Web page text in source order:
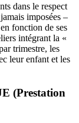
dans le respect
imposées –
fonction de ses
intégrant la «
trimestre, les
leur enfant et les
(Prestation